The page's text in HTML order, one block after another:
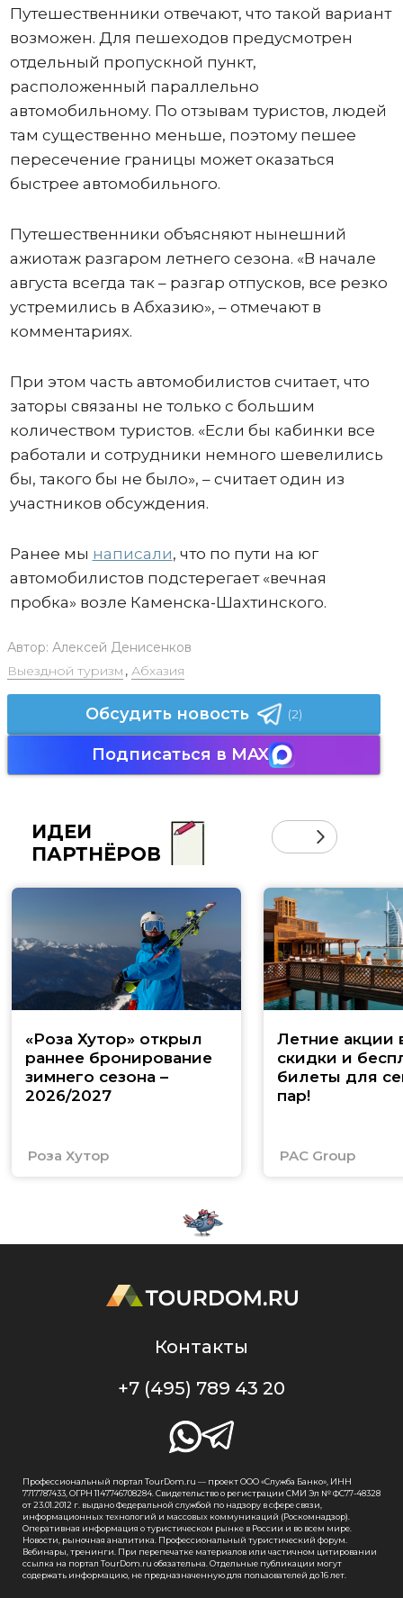
Путешественники отвечают, что такой вариант
возможен. Для пешеходов предусмотрен
отдельный пропускной пункт,
расположенный параллельно
автомобильному. По отзывам туристов, людей
там существенно меньше, поэтому пешее
пересечение границы может оказаться
быстрее автомобильного.
Путешественники объясняют нынешний
ажиотаж разгаром летнего сезона. «В начале
августа всегда так – разгар отпусков, все резко
устремились в Абхазию», – отмечают в
комментариях.
При этом часть автомобилистов считает, что
заторы связаны не только с большим
количеством туристов. «Если бы кабинки все
работали и сотрудники немного шевелились
бы, такого бы не было», – считает один из
участников обсуждения.
Ранее мы написали, что по пути на юг
автомобилистов подстерегает «вечная
пробка» возле Каменска-Шахтинского.
Автор: Алексей Денисенков
Выездной туризм , Абхазия
Обсудить новость (2)
Подписаться в MAX
ИДЕИ
ПАРТНЁРОВ
«Роза Хутор» открыл
раннее бронирование
зимнего сезона –
2026/2027
Роза Хутор
Летние акции
скидки и
билеты для
пар!
PAC Group
Контакты
+7 (495) 789 43 20
Профессиональный портал TourDom.ru — проект ООО «Служба Банко», ИНН
7717787433, ОГРН 1147746708284. Свидетельство о регистрации СМИ Эл № ФС77-48328
от 23.01.2012 г. выдано Федеральной службой по надзору в сфере связи,
информационных технологий и массовых коммуникаций (Роскомнадзор).
Оперативная информация о туристическом рынке в России и во всем мире.
Новости, рыночная аналитика. Профессиональный туристический форум.
Вебинары, тренинги. При перепечатке материалов или частичном цитировании
ссылка на портал TourDom.ru обязательна. Отдельные публикации могут
содержать информацию, не предназначенную для пользователей до 16 лет.